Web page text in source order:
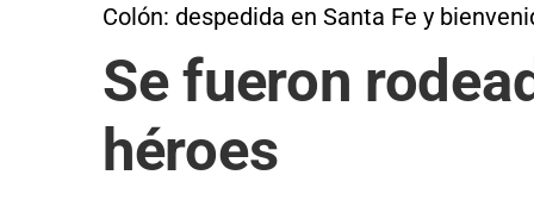
Colón: despedida en Santa Fe y
Se fueron
héroes